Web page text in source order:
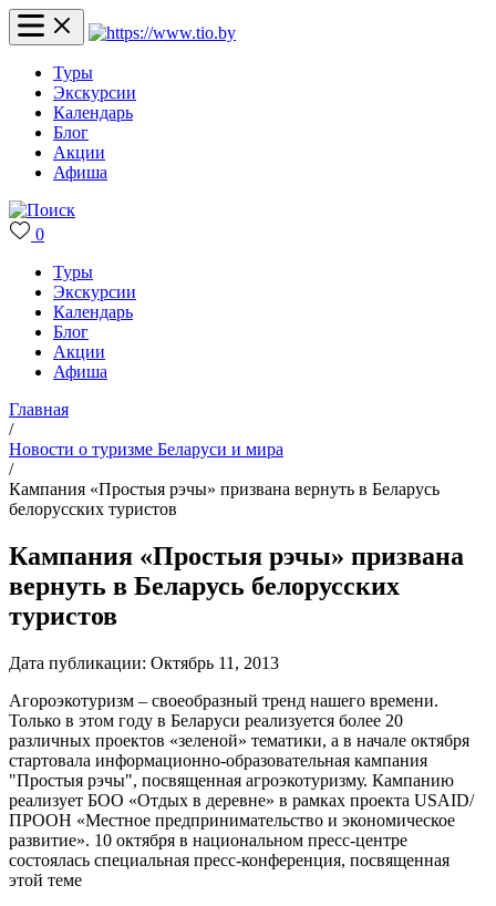
Туры
Экскурсии
Календарь
Блог
Акции
Афиша
0
Туры
Экскурсии
Календарь
Блог
Акции
Афиша
Главная
/
Новости о туризме Беларуси и мира
/
Кампания «Простыя рэчы» призвана вернуть в Беларусь
белорусских туристов
Кампания «Простыя рэчы» призвана
вернуть в Беларусь белорусских
туристов
Дата публикации: Октябрь 11, 2013
Агороэкотуризм – своеобразный тренд нашего времени.
Только в этом году в Беларуси реализуется более 20
различных проектов «зеленой» тематики, а в начале октября
стартовала информационно-образовательная кампания
"Простыя рэчы", посвященная агроэкотуризму. Кампанию
реализует БОО «Отдых в деревне» в рамках проекта USAID/
ПРООН «Местное предпринимательство и экономическое
развитие». 10 октября в национальном пресс-центре
состоялась специальная пресс-конференция, посвященная
этой теме